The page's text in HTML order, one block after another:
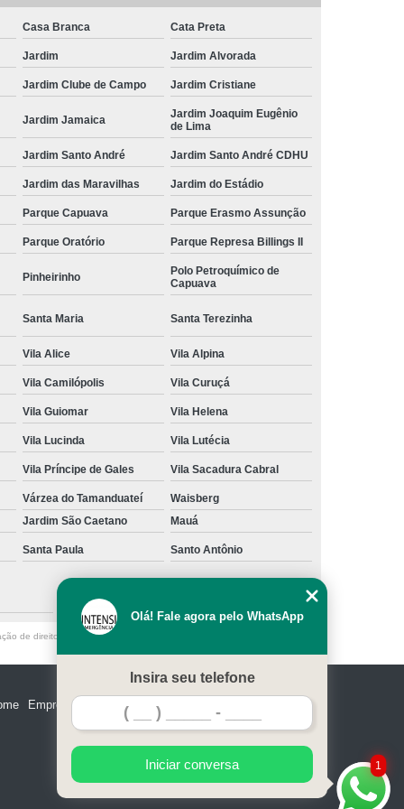
Casa Branca Cata Preta
Jardim Jardim Alvorada
Jardim Clube de Campo Jardim Cristiane
Jardim Jamaica
Jardim Joaquim Eugênio
de Lima
Jardim Santo André Jardim Santo André CDHU
Jardim das Maravilhas Jardim do Estádio
Parque Capuava Parque Erasmo Assunção
Parque Oratório Parque Represa Billings II
Pinheirinho
Polo Petroquímico de
Capuava
Santa Maria Santa Terezinha
Vila Alice Vila Alpina
Vila Camilópolis Vila Curuçá
Vila Guiomar Vila Helena
Vila Lucinda Vila Lutécia
Vila Príncipe de Gales Vila Sacadura Cabral
Várzea do Tamanduateí
Waisberg
Jardim São Caetano Mauá
Santa Paula Santo Antônio
São Caetano do Sul
de direito autoral – artigo 184 do Código Penal –
Empresa Serviços
1
Olá! Fale agora pelo WhatsApp
Insira seu telefone
Iniciar conversa